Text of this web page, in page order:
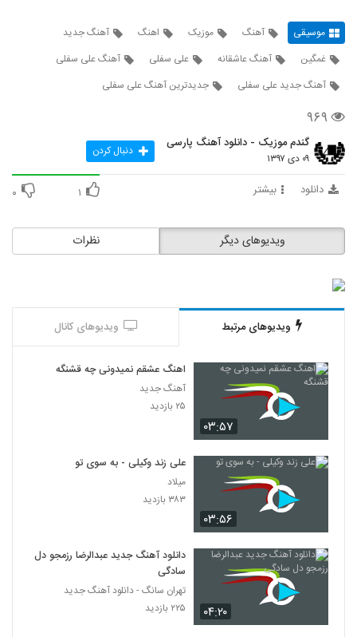
موسیقی آهنگ موزیک اهنگ
آهنگ جدید
غمگین
آهنگ عاشقانه علی سفلی
آهنگ علی سفلی
آهنگ جدید علی سفلی
جدیدترین آهنگ علی سفلی
۹۶۹
گندم موزیک - دانلود آهنگ پارسی
۰۹ دی ۱۳۹۷ دنبال کردن
دانلود بیشتر ۱ ۰
نظرات ویدیوهای دیگر
ویدیوهای مرتبط ویدیوهای کانال
۰۳:۵۷
اهنگ عشقم نمیدونی چه قشنگه
آهنگ جدید
۲۵ بازدید
۰۳:۵۶
علی زند وکیلی - به سوی تو
میلاد
۳۸۳ بازدید
۰۴:۲۰
دانلود آهنگ جدید عبدالرضا رزمجو دل
سادگی
تهران سانگ - دانلود آهنگ جدید
۲۲۵ بازدید